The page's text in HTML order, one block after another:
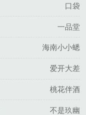
口袋
一品堂
海南小小蟋
爱开大差
桃花伴酒
不是玖幽